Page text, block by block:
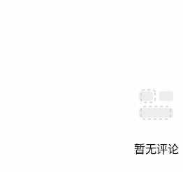
暂无评论